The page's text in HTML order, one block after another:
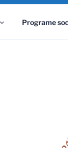
Programe